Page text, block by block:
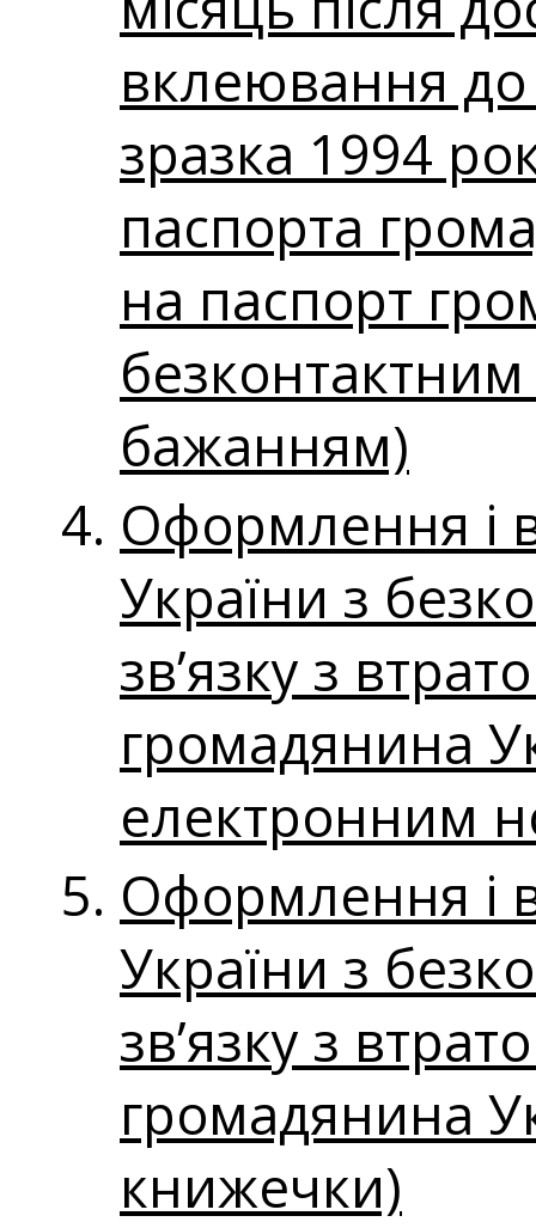
вклеювання
зразка 1994
паспорта
на паспорт
бажанням)
Оформлення і
України з
зв’язку з
громадянина
електронним
Оформлення і
України з
зв’язку з
громадянина
книжечки)